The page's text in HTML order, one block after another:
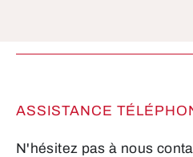
ASSISTANCE
N'hésitez pas à nous